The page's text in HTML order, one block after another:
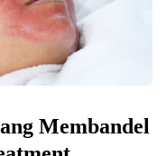
Membandel